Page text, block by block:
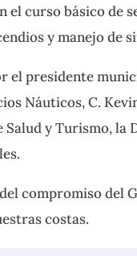
el curso básico de
y manejo de
el presidente
Náuticos, C.
Salud y Turismo,
compromiso del
costas.